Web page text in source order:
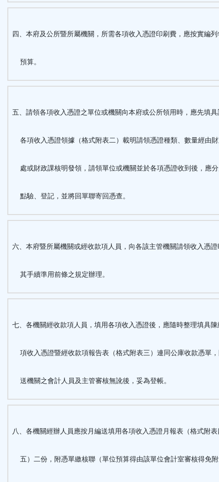
四、本府及公所暨所屬機關，所需各項收入憑證印刷費，應按實編列
預算。
五、請領各項收入憑證之單位或機關向本府或公所領用時，應先填具
各項收入憑證領據（格式附表二）載明請領憑證種類、數量經由
處或財政課核明發領，請領單位或機關並於各項憑證收到後，應
點驗、登記，並將回單聯寄回憑查。
六、本府暨所屬機關或經收款項人員，向各該主管機關請領收入憑證
其手續準用前條之規定辦理。
七、各機關經收款項人員，填用各項收入憑證後，應隨時整理填具陳
項收入憑證暨經收款項報告表（格式附表三）連同公庫收款憑單
送機關之會計人員及主管審核無訛後，妥為登帳。
八、各機關經辦人員應按月編送填用各項收入憑證月報表（格式附
五）二份，附憑單繳核聯（單位預算得由該單位會計室審核得免